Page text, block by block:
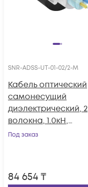
SNR-ADSS-UT-01-02/2-M
Кабель оптический
самонесущий
диэлектрический, 2
волокна, 1.0кН,
катушка 2км.
Под заказ
84 654₸